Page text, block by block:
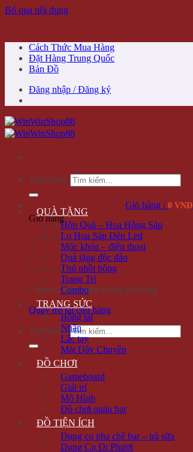
Bỏ qua nội dung
Cách Thức Mua Hàng
Đặt Hàng Trung Quốc
Bản Đồ
Đăng nhập / Đăng ký
Tìm kiếm:
Giỏ hàng / 0 VNĐ
Giỏ hàng
Chưa có sản phẩm trong giỏ hàng.
Quay trở lại cửa hàng
Tìm kiếm:
QUÀ TẶNG
Hộp Quà – Hoa Hồng Sáp
Lọ Hoa Sáp Đèn Led
Móc khóa – điện thoại
Quà tặng độc đáo
Thú nhồi bông
Trang Trí
Combo
TRANG SỨC
Bông tai
Nhẫn
Lắc tay
Mặt Dây Chuyền
ĐỒ CHƠI
Gameboard
Giải trí
Mô Hình
Đồ chơi quán bar
ĐỒ TIỆN ÍCH
Dụng cụ pha chế bar – trà sữa
Dụng Cụ Đi Phượt